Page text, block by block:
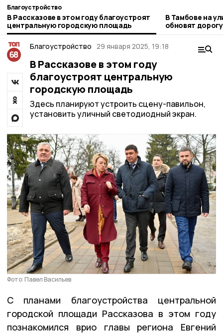
Благоустройство
В Рассказове в этом году благоустроят
центральную городскую площадь
В Тамбове на
обновят
Благоустройство 29 января 2025, 19:18
В Рассказове в этом году
благоустроят центральную
городскую площадь
Здесь планируют устроить сцену-павильон,
установить уличный светодиодный экран.
Фото: Павел Васильев
С планами благоустройства центральной
городской площади Рассказова в этом году
познакомился врио главы региона Евгений